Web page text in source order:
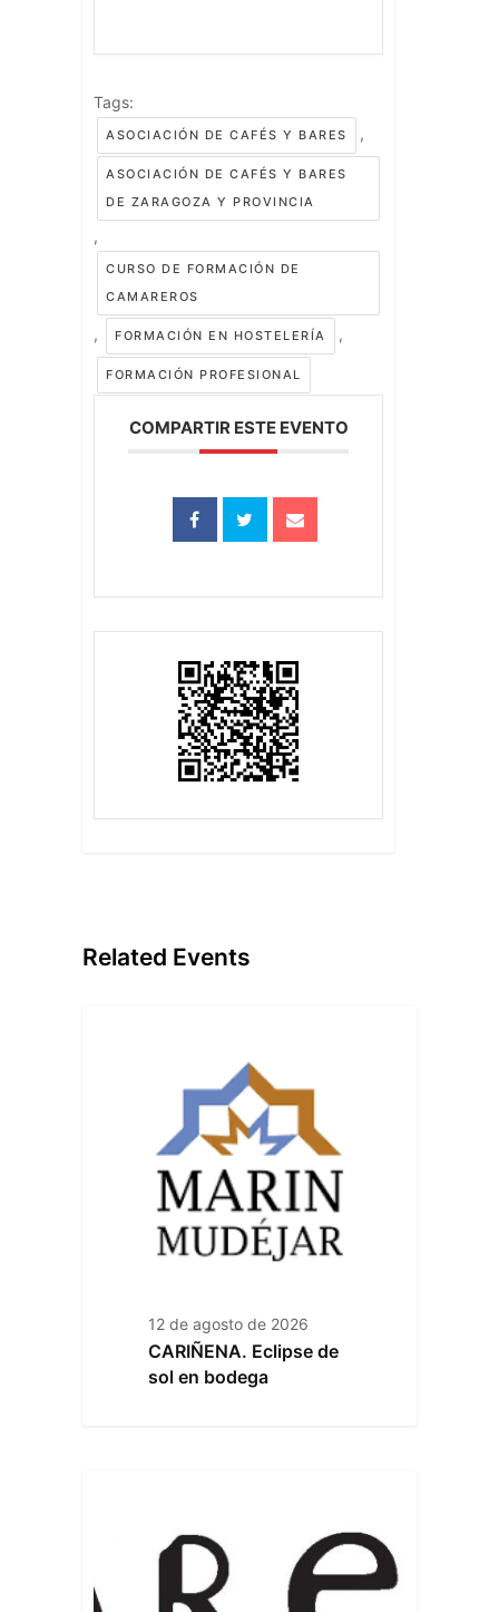
Tags:
ASOCIACIÓN DE CAFÉS Y BARES ,
ASOCIACIÓN DE CAFÉS Y BARES
DE ZARAGOZA Y PROVINCIA
,
CURSO DE FORMACIÓN DE
CAMAREROS
, FORMACIÓN EN HOSTELERÍA ,
FORMACIÓN PROFESIONAL
COMPARTIR ESTE EVENTO
Related Events
12 de agosto de 2026
CARIÑENA. Eclipse de
sol en bodega